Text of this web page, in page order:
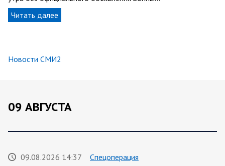
Читать далее
Новости СМИ2
09 АВГУСТА
09.08.2026 14:37
Спецоперация